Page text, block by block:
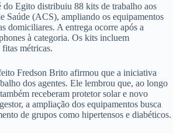
do Egito distribuiu 88 kits de trabalho aos
Saúde (ACS), ampliando os equipamentos
domiciliares. A entrega ocorre após a
à categoria. Os kits incluem
métricas.
Fredson Brito afirmou que a iniciativa
dos agentes. Ele lembrou que, ao longo
receberam protetor solar e novo
a ampliação dos equipamentos busca
de grupos como hipertensos e diabéticos.